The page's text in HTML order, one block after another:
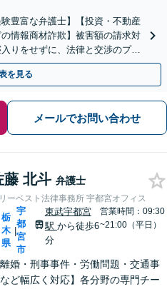
豊富な弁護士】【投資・不動産
情報商材詐欺】被害額の請求対
りをせずに、法律と交渉のプロ
から徒歩3分】
を見る
メールでお問い合わせ
藤 北斗 弁護士
ーベスト法律事務所 宇都宮オフィス
栃
木
県
|
宇
都
宮
市
東武宇都宮
駅 から徒歩6
分
営業時間：09:30
~21:00（平日）
離婚・刑事事件・労働問題・交通事
ど幅広く対応】各分野の専門チー